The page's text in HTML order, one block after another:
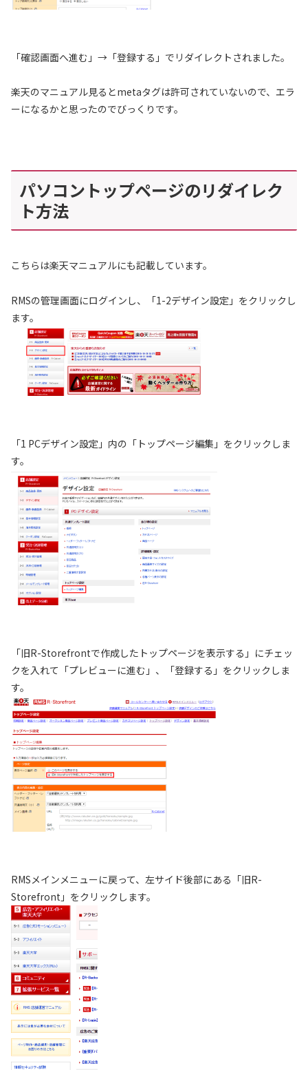
「確認画面へ進む」→「登録する」でリダイレクトされました。
楽天のマニュアル見るとmetaタグは許可されていないので、エラ
ーになるかと思ったのでびっくりです。
パソコントップページのリダイレク
ト方法
こちらは楽天マニュアルにも記載しています。
RMSの管理画面にログインし、「1-2デザイン設定」をクリックし
ます。
「1 PCデザイン設定」内の「トップページ編集」をクリックしま
す。
「旧R-Storefrontで作成したトップページを表示する」にチェッ
クを入れて「プレビューに進む」、「登録する」をクリックしま
す。
RMSメインメニューに戻って、左サイド後部にある「旧R-
Storefront」をクリックします。